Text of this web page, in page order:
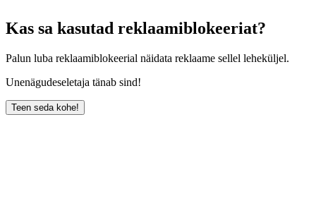
Kas sa kasutad reklaamiblokeeriat?
Palun luba reklaamiblokeerial näidata reklaame sellel leheküljel.
Unenägudeseletaja tänab sind!
Teen seda kohe!